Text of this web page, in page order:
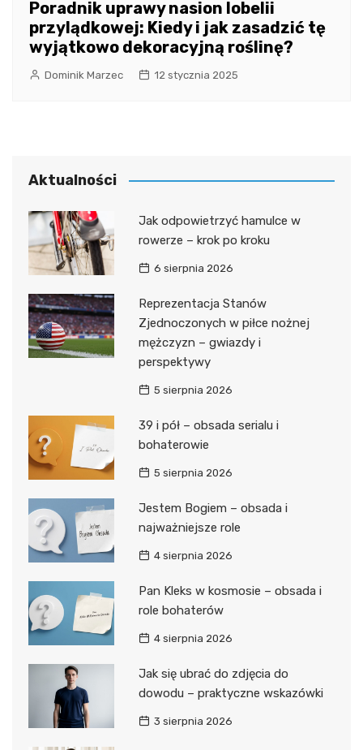
Poradnik uprawy nasion lobelii
przylądkowej: Kiedy i jak zasadzić tę
wyjątkowo dekoracyjną roślinę?
Dominik Marzec 12 stycznia 2025
Aktualności
Jak odpowietrzyć hamulce w
rowerze – krok po kroku
6 sierpnia 2026
Reprezentacja Stanów
Zjednoczonych w piłce nożnej
mężczyzn – gwiazdy i
perspektywy
5 sierpnia 2026
39 i pół – obsada serialu i
bohaterowie
5 sierpnia 2026
Jestem Bogiem – obsada i
najważniejsze role
4 sierpnia 2026
Pan Kleks w kosmosie – obsada i
role bohaterów
4 sierpnia 2026
Jak się ubrać do zdjęcia do
dowodu – praktyczne wskazówki
3 sierpnia 2026